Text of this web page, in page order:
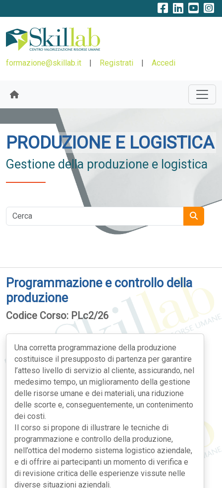
formazione@skillab.it | Registrati | Accedi
PRODUZIONE E LOGISTICA
Gestione della produzione e logistica
Programmazione e controllo della
produzione
Codice Corso: PLc2/26
Una corretta programmazione della produzione
costituisce il presupposto di partenza per garantire
l’atteso livello di servizio al cliente, assicurando, nel
medesimo tempo, un miglioramento della gestione
delle risorse umane e dei materiali, una riduzione
delle scorte e, conseguentemente, un contenimento
dei costi.
Il corso si propone di illustrare le tecniche di
programmazione e controllo della produzione,
nell’ottica del moderno sistema logistico aziendale,
e di offrire ai partecipanti un momento di verifica e
di revisione critica delle esperienze vissute nelle
diverse situazioni aziendali.